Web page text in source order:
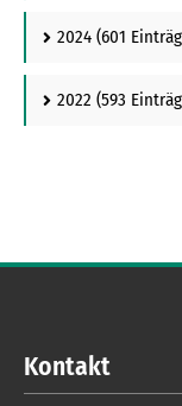
2024 (601
2022 (593
Kontakt